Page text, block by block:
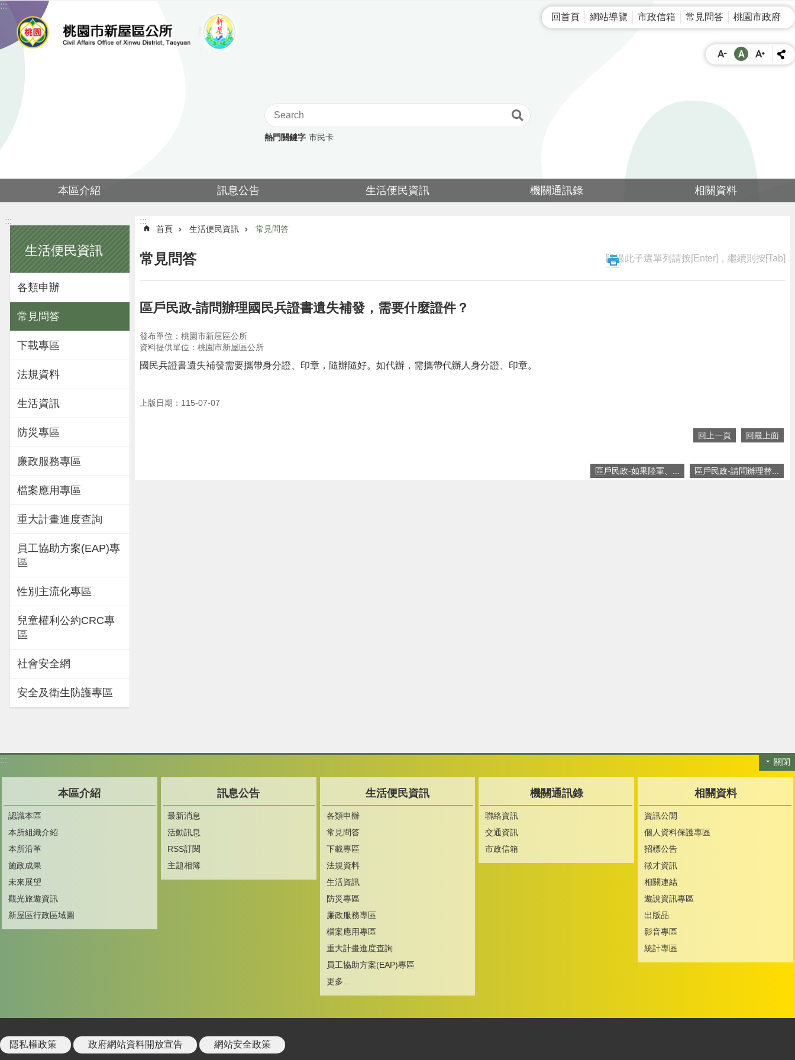
跳到主要內容區塊
:::
回首頁
網站導覽 市政信箱 常見問答 桃園市政府
熱門關鍵字 市民卡
本區介紹 訊息公告 生活便民資訊 機關通訊錄 相關資料
:::
生活便民資訊
各類申辦
常見問答
下載專區
法規資料
生活資訊
防災專區
廉政服務專區
檔案應用專區
重大計畫進度查詢
員工協助方案(EAP)專
區
性別主流化專區
兒童權利公約CRC專
區
社會安全網
安全及衛生防護專區
:::
首頁 生活便民資訊 常見問答
常見問答 跳過此子選單列請按[Enter]，繼續則按[Tab]
區戶民政-請問辦理國民兵證書遺失補發，需要什麼證件？
發布單位：桃園市新屋區公所
資料提供單位：桃園市新屋區公所
國民兵證書遺失補發需要攜帶身分證、印章，隨辦隨好。如代辦，需攜帶代辦人身分證、印章。
上版日期：115-07-07
回上一頁 回最上面
區戶民政-如果陸軍、... 區戶民政-請問辦理替...
關閉
:::
本區介紹
認識本區
本所組織介紹
本所沿革
施政成果
未來展望
觀光旅遊資訊
新屋區行政區域圖
訊息公告
最新消息
活動訊息
RSS訂閱
主題相簿
生活便民資訊
各類申辦
常見問答
下載專區
法規資料
生活資訊
防災專區
廉政服務專區
檔案應用專區
重大計畫進度查詢
員工協助方案(EAP)專區
更多...
機關通訊錄
聯絡資訊
交通資訊
市政信箱
相關資料
資訊公開
個人資料保護專區
招標公告
徵才資訊
相關連結
遊說資訊專區
出版品
影音專區
統計專區
隱私權政策 政府網站資料開放宣告 網站安全政策